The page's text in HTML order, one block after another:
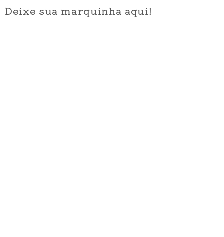
Deixe sua marquinha aqui!